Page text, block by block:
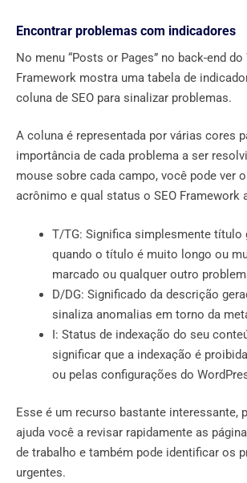
Encontrar problemas com indicadores
No menu “Posts or Pages” no back-end do
Framework mostra uma tabela de
coluna de SEO para sinalizar problemas.
A coluna é representada por várias cores
importância de cada problema a ser
mouse sobre cada campo, você pode ver
acrônimo e qual status o SEO Framework
T/TG: Significa simplesmente título
quando o título é muito longo ou
marcado ou qualquer outro
D/DG: Significado da descrição
sinaliza anomalias em torno da
I: Status de indexação do seu
significar que a indexação é
ou pelas configurações do
Esse é um recurso bastante interessante,
ajuda você a revisar rapidamente as
de trabalho e também pode identificar os
urgentes.